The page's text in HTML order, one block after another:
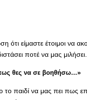
ότι είμαστε έτοιμοι να
ποτέ να μας μιλήσει.
θες να σε βοηθήσω…»
το παιδί να μας πει πως